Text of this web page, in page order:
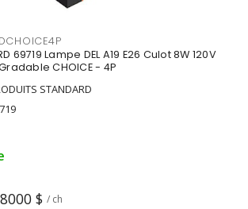
69719 Lampe DEL A19 E26 Culot 8W 120V
CHOICE - 4P
STANDARD
$ / ch